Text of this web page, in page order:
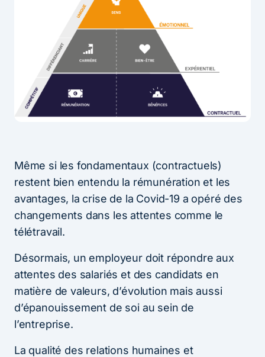
Même si les fondamentaux (contractuels)
restent bien entendu la rémunération et les
avantages, la crise de la Covid-19 a opéré des
changements dans les attentes comme le
télétravail.
Désormais, un employeur doit répondre aux
attentes des salariés et des candidats en
matière de valeurs, d’évolution mais aussi
d’épanouissement de soi au sein de
l’entreprise.
La qualité des relations humaines et